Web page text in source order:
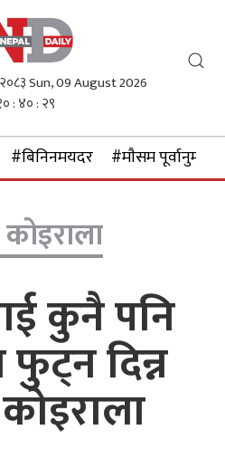
Sun, 09 August 2026
: ४० : ३०
#बिनिनमयदर #माैसम पूर्वानुमान
कुनै पनि
दिन्न